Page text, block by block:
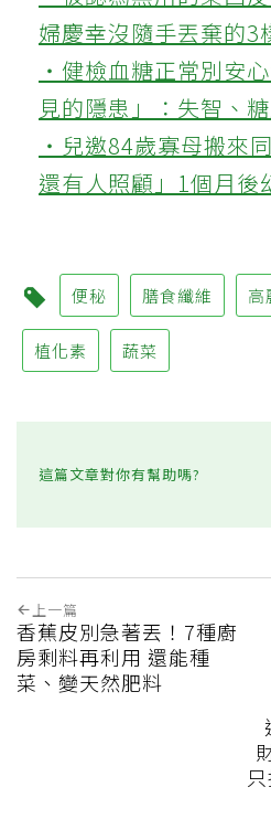
婦慶幸沒隨手丟棄的3
‧健檢血糖正常別安
見的隱患」：失智、
‧兒邀84歲寡母搬來
還有人照顧」1個月後
便秘 膳食纖維 高
植化素 蔬菜
這篇文章對你有幫助嗎?
上一篇
香蕉皮別急著丟！7種廚
房剩料再利用 還能種
菜、變天然肥料